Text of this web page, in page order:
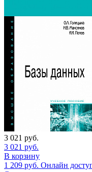
3 021 руб.
3 021 руб.
В корзину
1 209 руб. Онлайн